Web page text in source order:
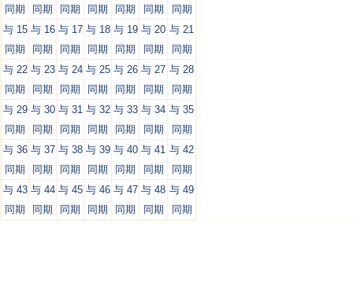
同期
同期
同期
同期
同期
同期
同期
与 15
同期
与 16
同期
与 17
同期
与 18
同期
与 19
同期
与 20
同期
与 21
同期
与 22
同期
与 23
同期
与 24
同期
与 25
同期
与 26
同期
与 27
同期
与 28
同期
与 29
同期
与 30
同期
与 31
同期
与 32
同期
与 33
同期
与 34
同期
与 35
同期
与 36
同期
与 37
同期
与 38
同期
与 39
同期
与 40
同期
与 41
同期
与 42
同期
与 43
同期
与 44
同期
与 45
同期
与 46
同期
与 47
同期
与 48
同期
与 49
同期